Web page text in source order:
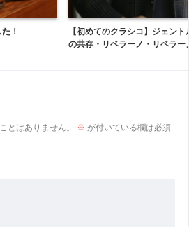
！
【初めてのクラシコ】ジェン
の共存・リベラーノ・リベラー
とはありません。 ※ が付いている欄は必須